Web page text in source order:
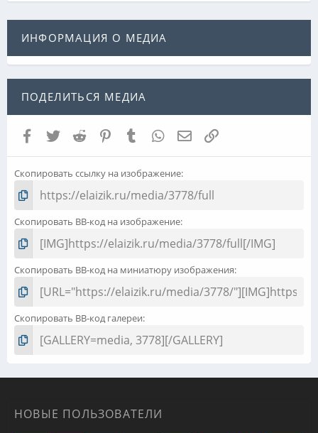
ИНФОРМАЦИЯ О МЕДИА
ПОДЕЛИТЬСЯ МЕДИА
Facebook
TwitterReddit PinterestTumblrWhatsAppЭлектронная почта
Ссылка
Скопировать ссылку на изображение
Скопировать BB-код на изображение
Скопировать BB-код на миниатюру изображения
Скопировать BB-код галереи
НОВЫЕ ПОЛЬЗОВАТЕЛИ